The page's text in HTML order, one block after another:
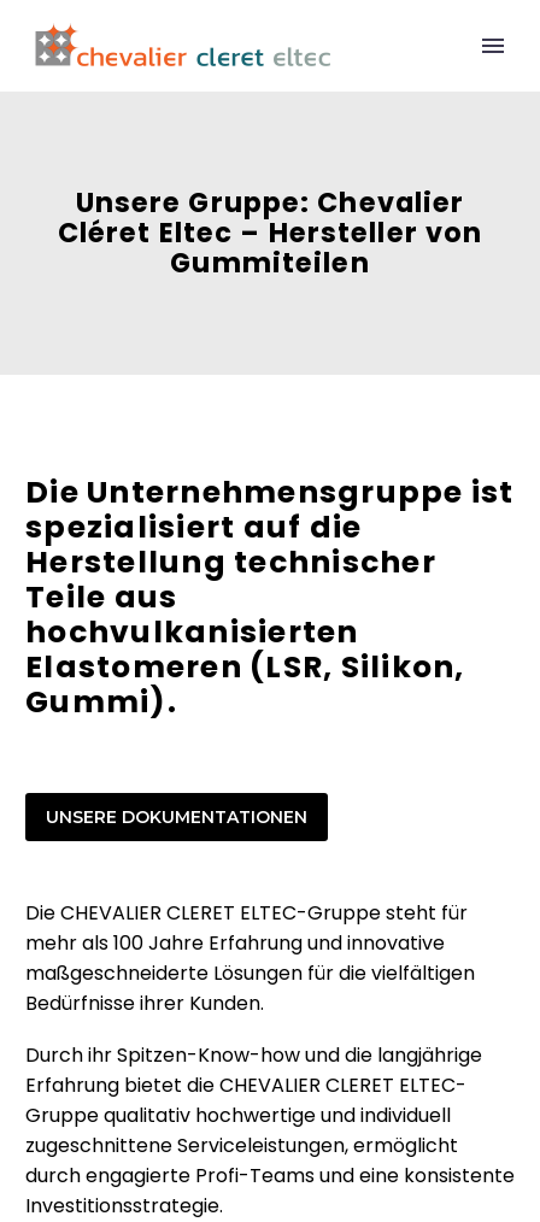
Unsere Gruppe: Chevalier
Cléret Eltec – Hersteller von
Gummiteilen
Die Unternehmensgruppe ist
spezialisiert auf die
Herstellung technischer
Teile aus
hochvulkanisierten
Elastomeren (LSR, Silikon,
Gummi).
UNSERE DOKUMENTATIONEN
Die CHEVALIER CLERET ELTEC-Gruppe steht für
mehr als 100 Jahre Erfahrung und innovative
maßgeschneiderte Lösungen für die vielfältigen
Bedürfnisse ihrer Kunden.
Durch ihr Spitzen-Know-how und die langjährige
Erfahrung bietet die CHEVALIER CLERET ELTEC-
Gruppe qualitativ hochwertige und individuell
zugeschnittene Serviceleistungen, ermöglicht
durch engagierte Profi-Teams und eine konsistente
Investitionsstrategie.